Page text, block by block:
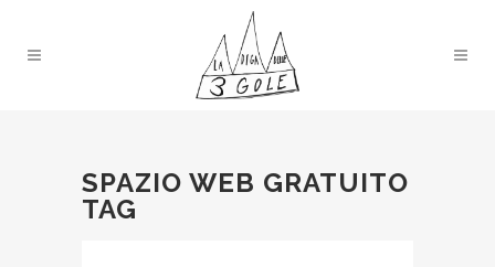
SPAZIO WEB GRATUITO
TAG